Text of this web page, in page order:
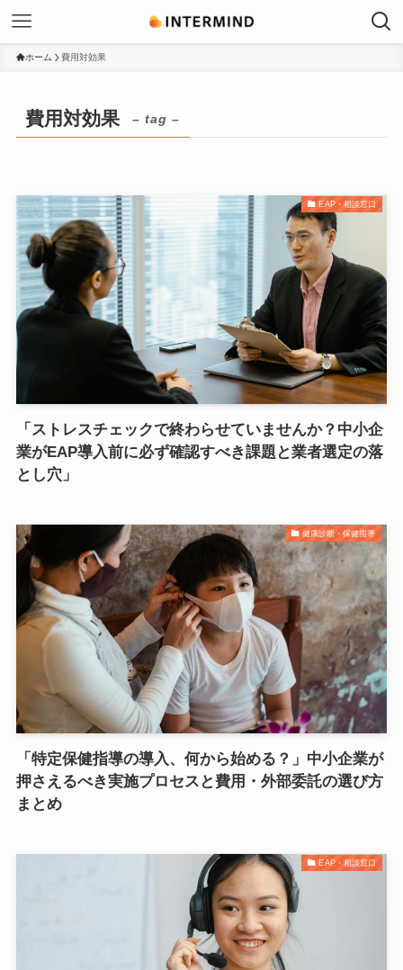
ホーム 費用対効果
費用対効果 – tag –
EAP・相談窓口
「ストレスチェックで終わらせていませんか？中小企
業がEAP導入前に必ず確認すべき課題と業者選定の落
とし穴」
健康診断・保健指導
「特定保健指導の導入、何から始める？」中小企業が
押さえるべき実施プロセスと費用・外部委託の選び方
まとめ
EAP・相談窓口